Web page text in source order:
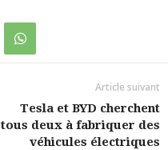
Article suivant
Tesla et BYD cherchent
tous deux à fabriquer des
véhicules électriques